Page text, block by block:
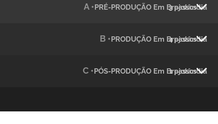
Julândia
A •PRÉ-PRODUÇÃO Em Brejolândia
3 passos
B •PRODUÇÃO Em Brejolândia
4 passos
C •PÓS-PRODUÇÃO Em Brejolândia
1 passos